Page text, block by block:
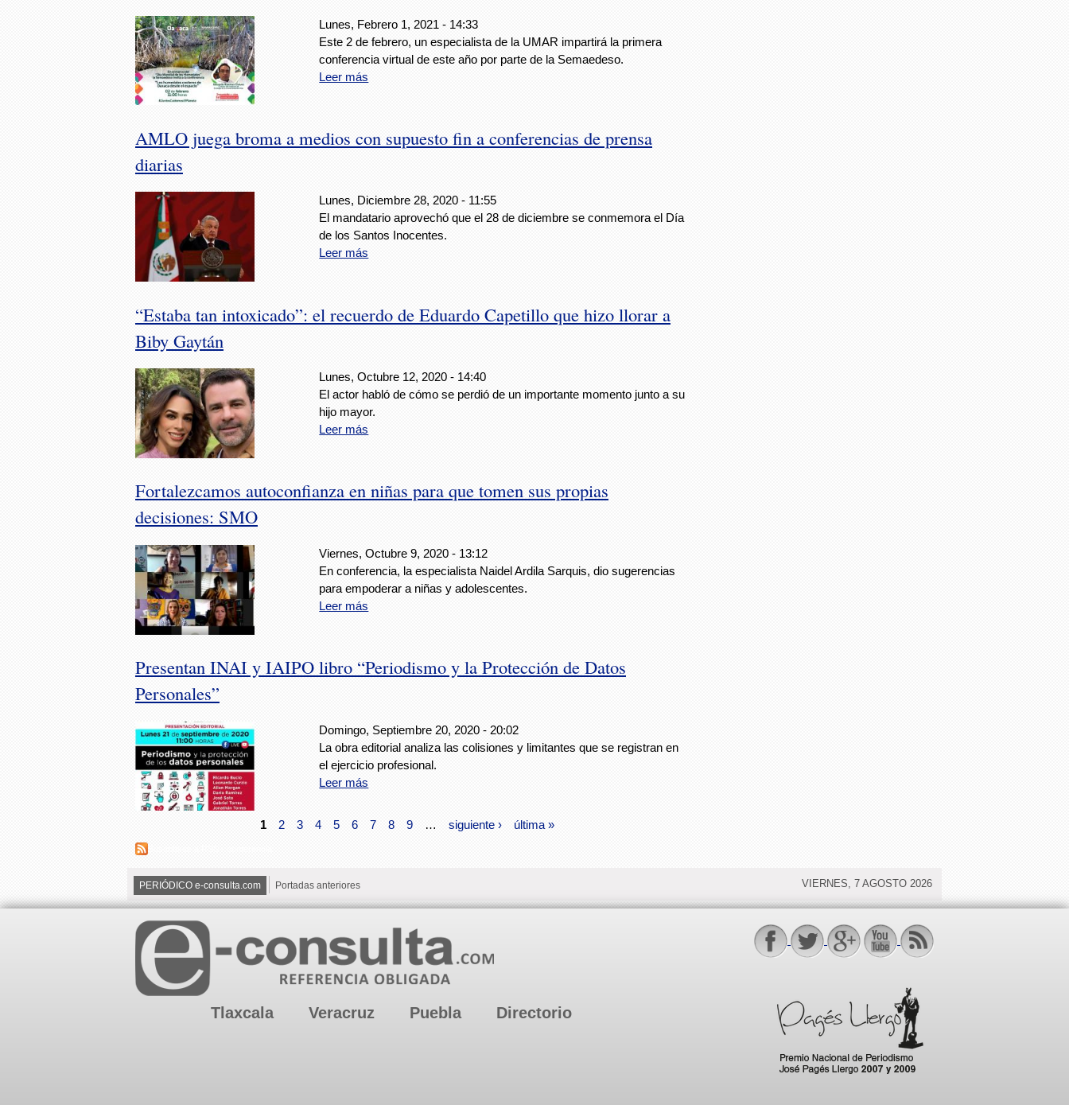
Lunes, Febrero 1, 2021 - 14:33
Este 2 de febrero, un especialista de la UMAR impartirá la primera
conferencia virtual de este año por parte de la Semaedeso.
Leer más
AMLO juega broma a medios con supuesto fin a conferencias de prensa
diarias
Lunes, Diciembre 28, 2020 - 11:55
El mandatario aprovechó que el 28 de diciembre se conmemora el Día
de los Santos Inocentes.
Leer más
“Estaba tan intoxicado”: el recuerdo de Eduardo Capetillo que hizo llorar a
Biby Gaytán
Lunes, Octubre 12, 2020 - 14:40
El actor habló de cómo se perdió de un importante momento junto a su
hijo mayor.
Leer más
Fortalezcamos autoconfianza en niñas para que tomen sus propias
decisiones: SMO
Viernes, Octubre 9, 2020 - 13:12
En conferencia, la especialista Naidel Ardila Sarquis, dio sugerencias
para empoderar a niñas y adolescentes.
Leer más
Presentan INAI y IAIPO libro “Periodismo y la Protección de Datos
Personales”
Domingo, Septiembre 20, 2020 - 20:02
La obra editorial analiza las colisiones y limitantes que se registran en
el ejercicio profesional.
Leer más
1 2 3 4 5 6 7 8 9 … siguiente › última »
PERIÓDICO e-consulta.com Portadas anteriores VIERNES, 7 AGOSTO 2026
Tlaxcala Veracruz Puebla Directorio